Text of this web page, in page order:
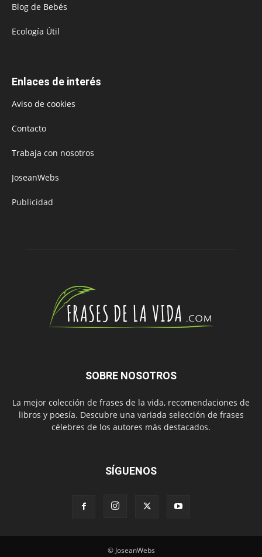
Blog de Bebés
Ecología Útil
Enlaces de interés
Aviso de cookies
Contacto
Trabaja con nosotros
JoseanWebs
Publicidad
SOBRE NOSOTROS
La mejor colección de frases de la vida, recomendaciones de
libros y poesía. Descubre una variada selección de frases
célebres de los autores más destacados.
SÍGUENOS
© JoseanWebs